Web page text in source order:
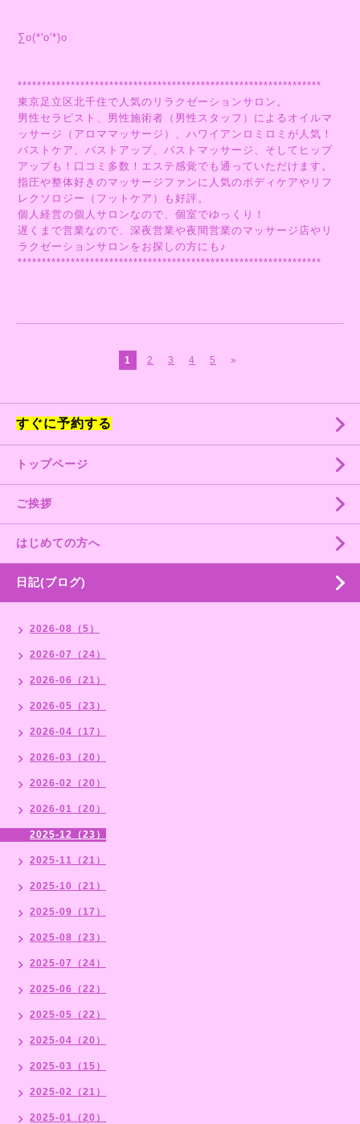
∑o(*'o'*)o
***************************************************************
東京足立区北千住で人気のリラクゼーションサロン。
男性セラピスト、男性施術者（男性スタッフ）によるオイルマ
ッサージ（アロママッサージ）、ハワイアンロミロミが人気！
バストケア、バストアップ、バストマッサージ、そしてヒップ
アップも！口コミ多数！エステ感覚でも通っていただけます。
指圧や整体好きのマッサージファンに人気のボディケアやリフ
レクソロジー（フットケア）も好評。
個人経営の個人サロンなので、個室でゆっくり！
遅くまで営業なので、深夜営業や夜間営業のマッサージ店やリ
ラクゼーションサロンをお探しの方にも♪
***************************************************************
1 2 3 4 5 »
すぐに予約する
トップページ
ご挨拶
はじめての方へ
日記(ブログ)
2026-08（5）
2026-07（24）
2026-06（21）
2026-05（23）
2026-04（17）
2026-03（20）
2026-02（20）
2026-01（20）
2025-12（23）
2025-11（21）
2025-10（21）
2025-09（17）
2025-08（23）
2025-07（24）
2025-06（22）
2025-05（22）
2025-04（20）
2025-03（15）
2025-02（21）
2025-01（20）